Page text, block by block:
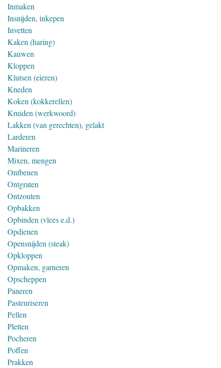
Inmaken
Insnijden, inkepen
Invetten
Kaken (haring)
Kauwen
Kloppen
Klutsen (eieren)
Kneden
Koken (kokkerellen)
Kruiden (werkwoord)
Lakken (van gerechten), gelakt
Larderen
Marineren
Mixen, mengen
Ontbenen
Ontgraten
Ontzouten
Opbakken
Opbinden (vlees e.d.)
Opdienen
Opensnijden (steak)
Opkloppen
Opmaken, garneren
Opscheppen
Paneren
Pasteuriseren
Pellen
Pletten
Pocheren
Poffen
Prakken